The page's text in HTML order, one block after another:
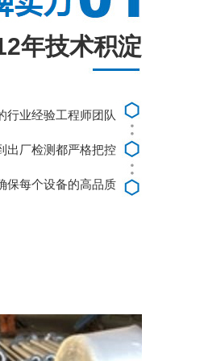
年技术积淀
行业经验工程师团队
出厂检测都严格把控
保每个设备的高品质